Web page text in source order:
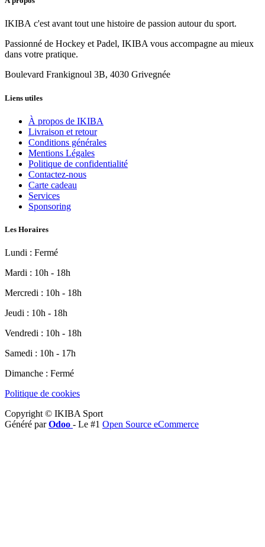
IKIBA c'est avant tout une histoire de passion autour du sport.
Passionné de Hockey et Padel, IKIBA vous accompagne au mieux
dans votre pratique.
Boulevard Frankignoul 3B, 4030 Grivegnée
Liens utiles
À propos de IKIBA
Livraison et retour
Conditions générales
Mentions Légales
Politique de confidentialité
Contactez-nous
Carte cadeau
Services
Sponsoring
Les Horaires
Lundi : Fermé
Mardi : 10h - 18h
Mercredi : 10h - 18h
Jeudi : 10h - 18h
Vendredi : 10h - 18h
Samedi : 10h - 17h
Dimanche : Fermé
Politique de cookies
Copyright © IKIBA Sport
Généré parOdoo - Le #1 Open Source eCommerce